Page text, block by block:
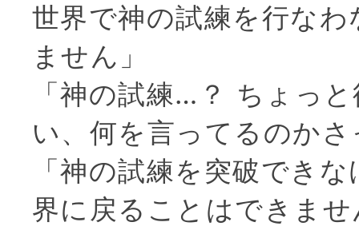
世界で神の試練を行な
ません」
「神の試練…？ ちょっ
い、何を言ってるのか
「神の試練を突破でき
界に戻ることはできま